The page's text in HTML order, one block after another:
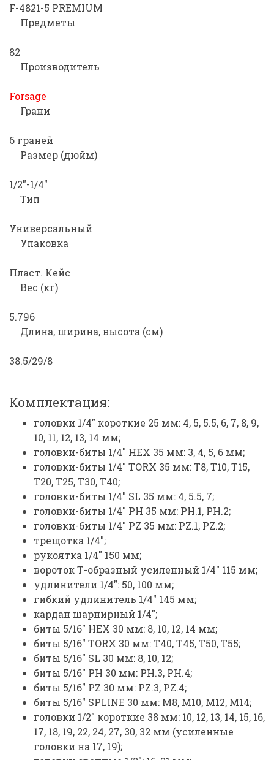
F-4821-5 PREMIUM
Предметы
82
Производитель
Forsage
Грани
6 граней
Размер (дюйм)
1/2"-1/4"
Тип
Универсальный
Упаковка
Пласт. Кейс
Вес (кг)
5.796
Длина, ширина, высота (см)
38.5/29/8
Комплектация:
головки 1/4" короткие 25 мм: 4, 5, 5.5, 6, 7, 8, 9,
10, 11, 12, 13, 14 мм;
головки-биты 1/4" HEX 35 мм: 3, 4, 5, 6 мм;
головки-биты 1/4" TORX 35 мм: T8, T10, T15,
T20, T25, T30, Т40;
головки-биты 1/4" SL 35 мм: 4, 5.5, 7;
головки-биты 1/4" РН 35 мм: РН.1, РН.2;
головки-биты 1/4" PZ 35 мм: PZ.1, PZ.2;
трещотка 1/4";
рукоятка 1/4" 150 мм;
вороток Т-образный усиленный 1/4" 115 мм;
удлинители 1/4": 50, 100 мм;
гибкий удлинитель 1/4" 145 мм;
кардан шарнирный 1/4";
биты 5/16" HEX 30 мм: 8, 10, 12, 14 мм;
биты 5/16" TORX 30 мм: Т40, Т45, Т50, Т55;
биты 5/16" SL 30 мм: 8, 10, 12;
биты 5/16" PH 30 мм: PH.3, PH.4;
биты 5/16" PZ 30 мм: PZ.3, PZ.4;
биты 5/16" SPLINE 30 мм: M8, M10, M12, М14;
головки 1/2" короткие 38 мм: 10, 12, 13, 14, 15, 16,
17, 18, 19, 22, 24, 27, 30, 32 мм (усиленные
головки на 17, 19);